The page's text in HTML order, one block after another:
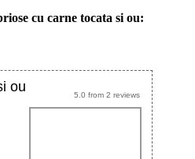
cu carne tocata si ou:
5.0 from 2 reviews
ou